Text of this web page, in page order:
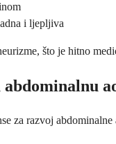
i ljepljiva
što je hitno
za razvoj